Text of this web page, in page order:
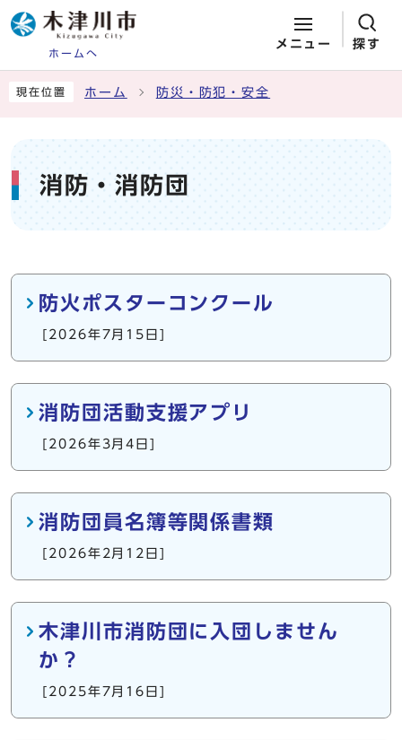
ホームへ
メニュー 探す
現在位置 ホーム 防災・防犯・安全
消防・消防団
メインメニュー
防火ポスターコンクール
[2026年7月15日]
消防団活動支援アプリ
[2026年3月4日]
消防団員名簿等関係書類
[2026年2月12日]
木津川市消防団に入団しません
か？
[2025年7月16日]